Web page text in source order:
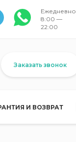
Ежедневно
8:00 —
22:00
Заказать звонок
И ВОЗВРАТ